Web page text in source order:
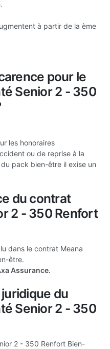
à partir de la ème
pour le
Senior 2 - 350
les honoraires
ou de reprise à la
pack bien-être il exise un
du contrat
2 - 350 Renfort
dans le contrat Meana
être.
Assurance.
du
Senior 2 - 350
2 - 350 Renfort Bien-